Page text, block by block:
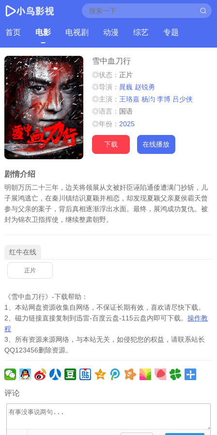
首页 电影 电视剧 动漫 综艺 专题
雪中血刀行
◎状态： 正片
◎导演： 晁巍 赵锐勇
◎主演： 王珞嘉 杨汮 李博 吕少侠
◎语言： 国语
◎年份： 2025
下载 在线播放
剧情介绍
明朝万历二十三年，边关将领展从文被奸臣诬陷通倭遭满门抄斩，儿
子展鸿逃亡，在秦川镇结识夏颖并相恋，却发现夏颖父亲夏侯霸天曾
参与父亲的案子，背后真相逐渐浮出水面。最终，展鸿成功复仇。被
封为锦衣卫指挥使，继续整肃朝野。
红牛在线
正片
《雪中血刀行》-下载帮助：
1、本站网盘资源收集自网络，不保证长期有效，喜欢请尽快下载。
2、磁力链接直接复制到迅雷-百度云盘-115云盘内即可下载。 操作教
程
3、所有资源来源网络，与本站无关，如侵犯您的权益，请联系站长
QQ123456删除资源。
评论